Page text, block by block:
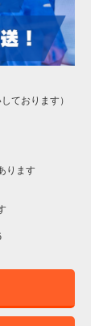
ております）
ります